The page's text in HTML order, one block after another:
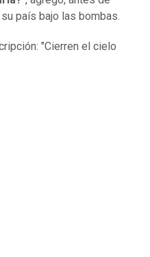
país bajo las bombas.
"Cierren el cielo